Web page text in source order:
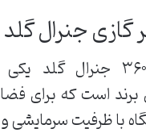
جنرال گلد ۳۶۰۰۰
کولر گازی ۳۶۰۰۰ جنرال
است که برای
با ظرفیت سرمایشی و